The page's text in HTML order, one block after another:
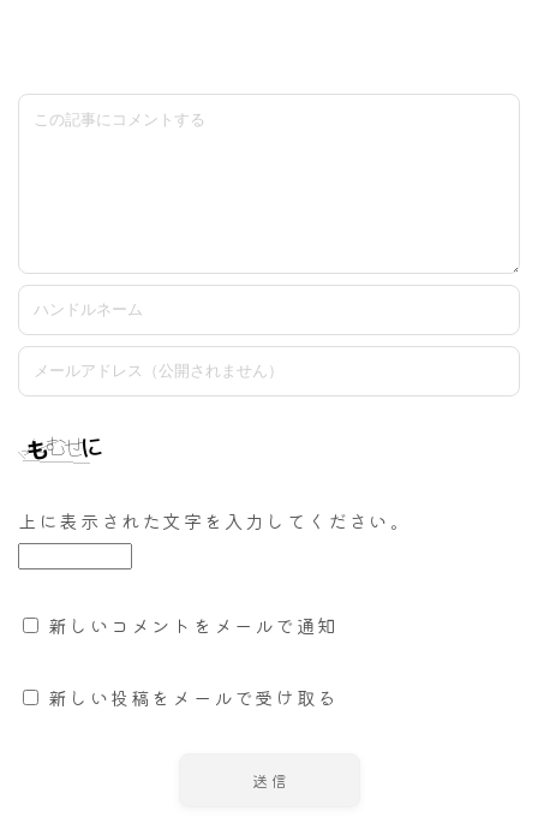
上に表示された文字を入力してください。
新しいコメントをメールで通知
新しい投稿をメールで受け取る